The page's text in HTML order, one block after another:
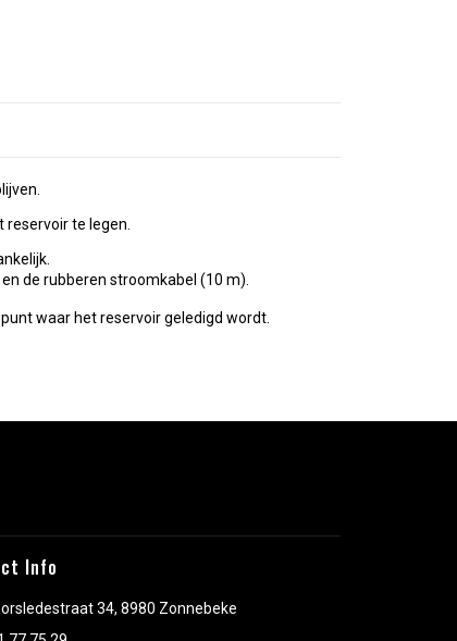
te legen.
de rubberen stroomkabel (10 m).
waar het reservoir geledigd wordt.
Info
34, 8980 Zonnebeke